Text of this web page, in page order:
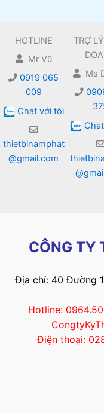
HOTLINE
Mr Vũ
0919 065
009
Chat với tôi
thietbinamphat
@gmail.com
TRỢ
Ms
CÔNG TY
Địa chỉ: 40 Đường
Hotline:
Điện thoại: